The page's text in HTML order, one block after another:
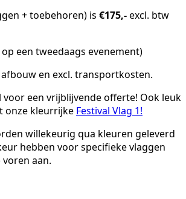
+ toebehoren) is €175,-excl. btw
een tweedaags evenement)
afbouw en excl. transportkosten.
voor een vrijblijvende offerte! Ook leuk
onze kleurrijke Festival Vlag 1!
willekeurig qua kleuren geleverd
hebben voor specifieke vlaggen
aan.